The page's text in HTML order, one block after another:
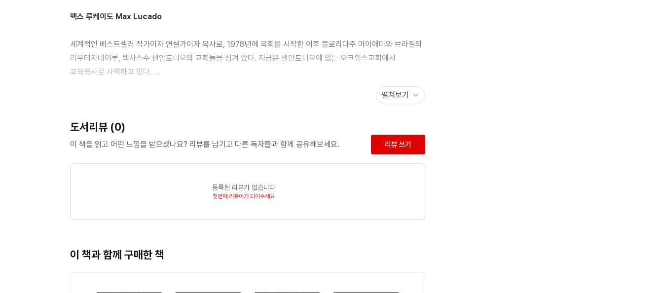
맥스 루케이도 Max Lucado
세계적인 베스트셀러 작가이자 연설가이자 목사로, 1978년에 목회를 시작한 이후 플로리다주 마이애미와 브라질의
리우데자네이루, 텍사스주 샌안토니오의 교회들을 섬겨 왔다. 지금은 샌안토니오에 있는 오크힐스교회에서
교육목사로 사역하고 있다.
그의 말에 의하면 그는 “책을 읽지 않는 사람들을 위해 책을 쓴다.” 따뜻하고 위트 있으면서도 예리한 영적 통찰을
그가 쓴 수많은 저서는 전 세계 56개 언어로 번역되었을 뿐만 아니라, ECPA에서 수여하는 골드메달리언 상은 일곱
번 수상했고, 그중 세 권은 ‘올해의 책’으로 선정되었다. <크리스채너티 투데이>는 그를 ‘이 시대 가장 영향력 있는
기독교 작가’로, <뉴욕타임스>는 ‘소셜미디어에서 가장 영향력 있는 리더’ 중 하나로 꼽았으며, 빌리 그레이엄 목사는
그를 가리켜 “이 시대의 위대한 설교가이자 명문장가”라고 칭송하기도 했다. 2021년에는 출판 산업과 사회 전반에
기여한 공로로 ECPA 피너클상을 수상한 바 있다.
(고슴도치), 『예수님처럼』(복있는사람), 『예수가 선택한 십자가』(알에이치코리아) 등이 국내에 번역 출간되었다.
펼쳐보기
도서리뷰 (0)
이 책을 읽고 어떤 느낌을 받으셨나요? 리뷰를 남기고 다른 독자들과 함께 공유해보세요. 리뷰 쓰기
등록된 리뷰가 없습니다
첫번째 리뷰어가 되어주세요
이 책과 함께 구매한 책